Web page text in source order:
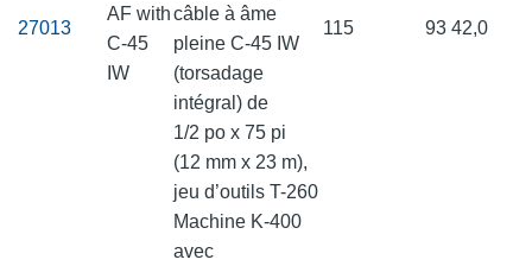
27013
AF with
C-45
IW
câble à âme
pleine C-45 IW
(torsadage
intégral) de
1/2 po x 75 pi
(12 mm x 23 m),
jeu d’outils T-260
115 93 42,0
Machine K-400
avec